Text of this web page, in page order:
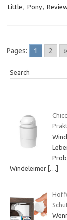
Little , Pony,
Pages: 1 2 »
Search
Windeleimer […]